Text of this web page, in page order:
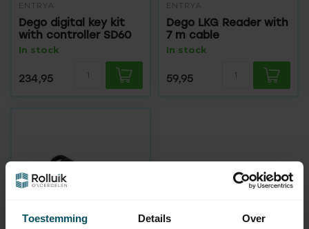
Toestemming Details Over
ENTRYA
Dego digital key kit
with controller SD60
In stock
234,95
ENTRYA
Dego LKG Reader with
7 m cable
In stock
59,95